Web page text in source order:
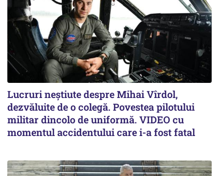
Lucruri neștiute despre Mihai Vîrdol,
dezvăluite de o colegă. Povestea pilotului
militar dincolo de uniformă. VIDEO cu
momentul accidentului care i-a fost fatal